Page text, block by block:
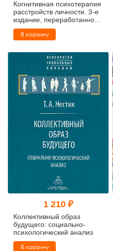
Когнитивная психотерапия
расстройств личности. 3-е
издание, переработанное
и дополненное
В корзину
1 210 ₽
Коллективный образ
будущего: социально-
психологический анализ
В корзину